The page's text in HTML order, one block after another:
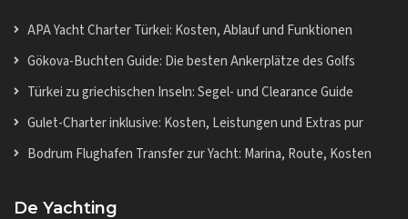
APA Yacht Charter Türkei: Kosten, Ablauf und Funktionen
Gökova-Buchten Guide: Die besten Ankerplätze des Golfs
Türkei zu griechischen Inseln: Segel- und Clearance Guide
Gulet-Charter inklusive: Kosten, Leistungen und Extras pur
Bodrum Flughafen Transfer zur Yacht: Marina, Route, Kosten
De Yachting